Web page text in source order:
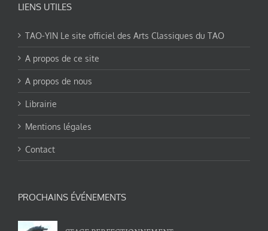
LIENS UTILES
TAO-YIN Le site officiel des Arts Classiques du TAO
A propos de ce site
A propos de nous
Librairie
Mentions légales
Contact
PROCHAINS ÉVÉNEMENTS